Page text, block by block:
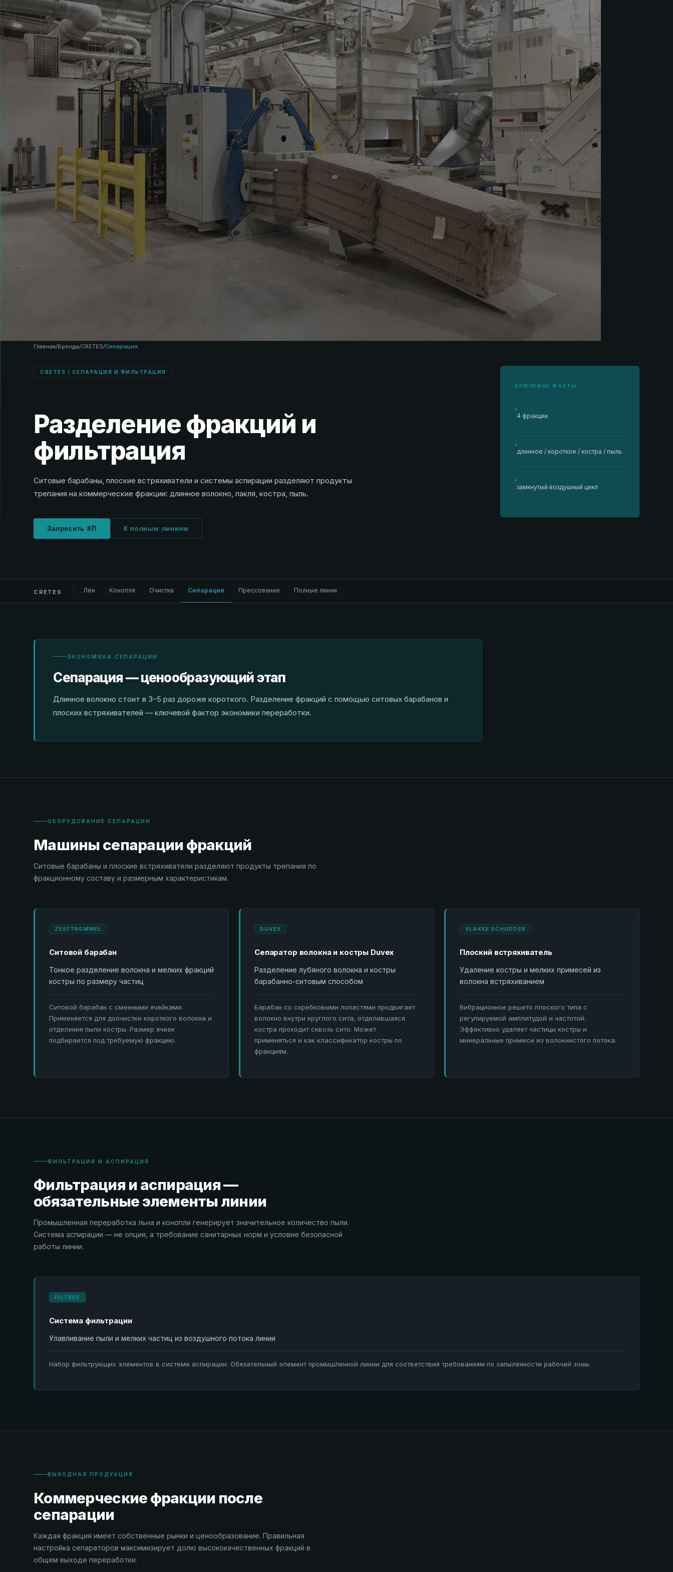
Главная/Бренды/CRETES/Сепарация
CRETES / СЕПАРАЦИЯ И ФИЛЬТРАЦИЯ
Разделение фракций и
фильтрация
Ситовые барабаны, плоские встряхиватели и системы аспирации разделяют продукты
трепания на коммерческие фракции: длинное волокно, пакля, костра, пыль.
Запросить КП К полным линиям
КЛЮЧЕВЫЕ ФАКТЫ
4 фракции
длинное / короткое / костра / пыль
замкнутый воздушный цикл
CRETES Лён Конопля Очистка Сепарация Прессование Полные линии
ЭКОНОМИКА СЕПАРАЦИИ
Сепарация — ценообразующий этап
Длинное волокно стоит в 3–5 раз дороже короткого. Разделение фракций с помощью ситовых барабанов и
плоских встряхивателей — ключевой фактор экономики переработки.
ОБОРУДОВАНИЕ СЕПАРАЦИИ
Машины сепарации фракций
Ситовые барабаны и плоские встряхиватели разделяют продукты трепания по
фракционному составу и размерным характеристикам.
ZEEFTROMMEL
Ситовой барабан
Тонкое разделение волокна и мелких фракций
костры по размеру частиц
Ситовой барабан с сменными ячейками.
Применяется для доочистки короткого волокна и
отделения пыли костры. Размер ячеек
подбирается под требуемую фракцию.
DUVEX
Сепаратор волокна и костры Duvex
Разделение лубяного волокна и костры
барабанно-ситовым способом
Барабан со скребковыми лопастями продвигает
волокно внутри круглого сита, отделившаяся
костра проходит сквозь сито. Может
применяться и как классификатор костры по
фракциям.
VLAKKE SCHUDDER
Плоский встряхиватель
Удаление костры и мелких примесей из
волокна встряхиванием
Вибрационное решето плоского типа с
регулируемой амплитудой и частотой.
Эффективно удаляет частицы костры и
минеральные примеси из волокнистого потока.
ФИЛЬТРАЦИЯ И АСПИРАЦИЯ
Фильтрация и аспирация —
обязательные элементы линии
Промышленная переработка льна и конопли генерирует значительное количество пыли.
Система аспирации — не опция, а требование санитарных норм и условие безопасной
работы линии.
FILTRES
Система фильтрации
Улавливание пыли и мелких частиц из воздушного потока линии
Набор фильтрующих элементов в системе аспирации. Обязательный элемент промышленной линии для соответствия требованиям по запылённости рабочей зоны.
ВЫХОДНАЯ ПРОДУКЦИЯ
Коммерческие фракции после
сепарации
Каждая фракция имеет собственные рынки и ценообразование. Правильная
настройка сепараторов максимизирует долю высококачественных фракций в
общем выходе переработки.